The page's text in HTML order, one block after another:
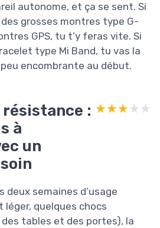
autonome, et ça se sent. Si
grosses montres type G-
GPS, tu t’y feras vite. Si
type Mi Band, tu vas la
encombrante au début.
:
à
un
★★★★★
★★★★★
deux semaines d’usage
quelques chocs
tables et des portes), la